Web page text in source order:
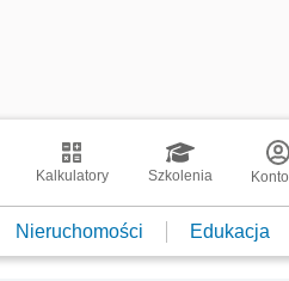
Kalkulatory Szkolenia Konto
Nieruchomości Edukacja